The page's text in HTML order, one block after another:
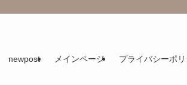
newpost メインページ プライバシーポ